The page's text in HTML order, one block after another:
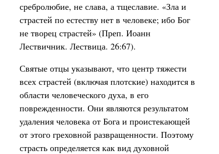
сребролюбие, не слава, а тщеславие. «Зла и
страстей по естеству нет в человеке; ибо Бог
не творец страстей» (Преп. Иоанн
Лествичник. Лествица. 26:67).
Святые отцы указывают, что центр тяжести
всех страстей (включая плотские) находится в
области человеческого духа, в его
поврежденности. Они являются результатом
удаления человека от Бога и проистекающей
от этого греховной развращенности. Поэтому
страсть определяется как вид духовной